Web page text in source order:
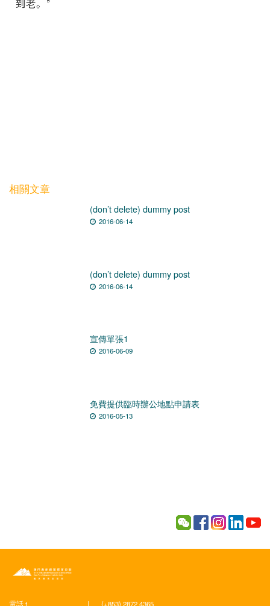
相關文章
(don’t delete) dummy post
2016-06-14
(don’t delete) dummy post
2016-06-14
宣傳單張1
2016-06-09
免費提供臨時辦公地點申請表
2016-05-13
電話 t. | (+853) 2872 4365